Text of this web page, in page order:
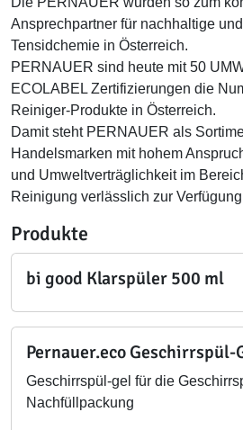
Ansprechpartner für nachhaltige
Tensidchemie in Österreich.
PERNAUER sind heute mit 50
ECOLABEL Zertifizierungen die
Reiniger-Produkte in Österreich.
Damit steht PERNAUER als
Handelsmarken mit hohem
und Umweltverträglichkeit im
Reinigung verlässlich zur
Produkte
bi good Klarspüler 500 ml
Pernauer.eco Geschirrspül-
Geschirrspül-gel für die
Nachfüllpackung